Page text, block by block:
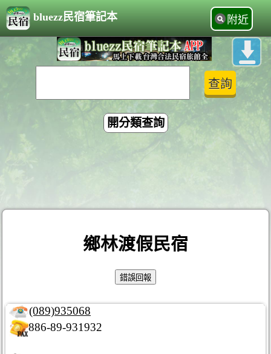
bluezz民宿筆記本 附近
開分類查詢
鄉林渡假民宿
(089)935068
886-89-931932